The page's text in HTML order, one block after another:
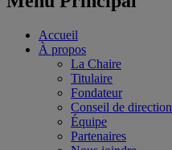
Accueil
À propos
La Chaire
Titulaire
Fondateur
Conseil de direction
Équipe
Partenaires